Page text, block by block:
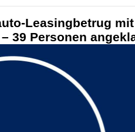
Leasingbetrug mit
39 Personen